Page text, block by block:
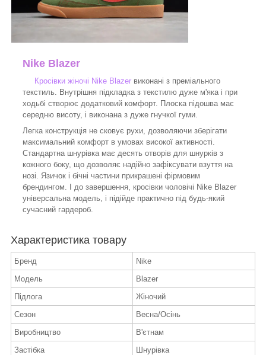
Nike Blazer
Кросівки жіночі Nike Blazer виконані з преміального
текстиль. Внутрішня підкладка з текстилю дуже м'яка і при
ходьбі створює додатковий комфорт. Плоска підошва має
середню висоту, і виконана з дуже гнучкої гуми.
Легка конструкція не сковує рухи, дозволяючи зберігати
максимальний комфорт в умовах високої активності.
Стандартна шнурівка має десять отворів для шнурків з
кожного боку, що дозволяє надійно зафіксувати взуття на
нозі. Язичок і бічні частини прикрашені фірмовим
брендингом. І до завершення, кросівки чоловічі Nike Blazer
універсальна модель, і підійде практично під будь-який
сучасний гардероб.
Характеристика товару
Бренд
Nike
Модель
Blazer
Підлога
Жіночий
Сезон
Весна/Осінь
Виробництво
В'єтнам
Застібка
Шнурівка